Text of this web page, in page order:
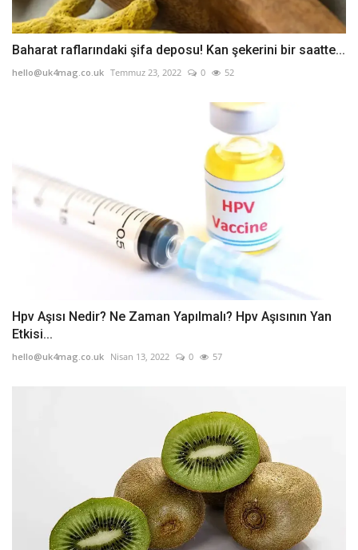
Baharat raflarındaki şifa deposu! Kan şekerini bir saatte...
hello@uk4mag.co.uk Temmuz 23, 2022 0 52
Hpv Aşısı Nedir? Ne Zaman Yapılmalı? Hpv Aşısının Yan
Etkisi...
hello@uk4mag.co.uk Nisan 13, 2022 0 57